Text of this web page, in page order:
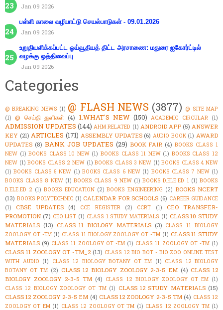
Jan 09 2026
பள்ளி காலை வழிபாட்டு செயல்பாடுகள் - 09.01.2026
Jan 09 2026
உறுதியளிக்கப்பட்ட ஓய்வூதியத் திட்ட அரசாணை: மதுரை ஐகோர்ட்டில்
வழக்கு ஒத்திவைப்பு
Jan 09 2026
Categories
@ BREAKING NEWS (1) @ FLASH NEWS (3877) @ SITE MAP
(1) @ செய்தி துளிகள் (4) 1.WHAT'S NEW (150) ACADEMIC CIRCULAR (1)
ADMISSION UPDATES (144) AHM RELATED (1) ANDROID APP (5) ANSWER
KEY (21) ARTICLES (171) ASSEMBLY UPDATES (6) AUDIO BOOK (1) AWARD
UPDATES (8) BANK JOB UPDATES (29) BOOK FAIR (4) BOOKS CLASS 1
NEW (1) BOOKS CLASS 10 NEW (1) BOOKS CLASS 11 NEW (1) BOOKS CLASS 12
NEW (1) BOOKS CLASS 2 NEW (1) BOOKS CLASS 3 NEW (1) BOOKS CLASS 4 NEW
(1) BOOKS CLASS 5 NEW (1) BOOKS CLASS 6 NEW (1) BOOKS CLASS 7 NEW (1)
BOOKS CLASS 8 NEW (1) BOOKS CLASS 9 NEW (1) BOOKS D.ELE.ED 1 (1) BOOKS
D.ELE.ED 2 (1) BOOKS EDUCATION (2) BOOKS ENGINEERING (2) BOOKS NCERT
(13) BOOKS POLYTECHNIC (1) CALENDAR FOR SCHOOLS (6) CAREER GUIDANCE
(1)
CBSE UPDATES (4) CCE REGISTER (2) CCRT (1)
CEO TRANSFER-
PROMOTION (7) CEO LIST (1) CLASS 1 STUDY MATERIALS (1) CLASS 10 STUDY
MATERIALS (13) CLASS 11 BIOLOGY MATERIALS (3) CLASS 11 BIOLOGY
ZOOLOGY OT -EM (1) CLASS 11 BIOLOGY ZOOLOGY OT -TM (1) CLASS 11 STUDY
MATERIALS (9) CLASS 11 ZOOLOGY OT -EM (1) CLASS 11 ZOOLOGY OT -TM (1)
CLASS 11 ZOOLOGY OT -TM_2 (13) CLASS 12 BIO BOT - BIO ZOO ONLINE TEST
WITH AUDIO (1) CLASS 12 BIOLOGY BOTANY OT EM (1) CLASS 12 BIOLOGY
BOTANY OT TM (2) CLASS 12 BIOLOGY ZOOLOGY 2-3-5 EM (4) CLASS 12
BIOLOGY ZOOLOGY 2-3-5 TM (4) CLASS 12 BIOLOGY ZOOLOGY OT EM (1)
CLASS 12 BIOLOGY ZOOLOGY OT TM (1) CLASS 12 STUDY MATERIALS (15)
CLASS 12 ZOOLOGY 2-3-5 EM (4) CLASS 12 ZOOLOGY 2-3-5 TM (4) CLASS 12
ZOOLOGY OT EM (1) CLASS 12 ZOOLOGY OT TM (1) CLASS 12 ZOOLOGY TM (1)